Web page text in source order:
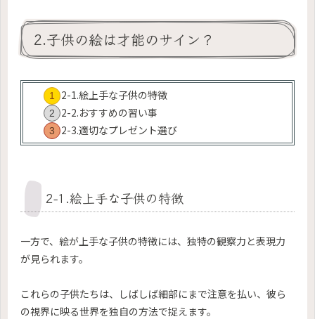
2.子供の絵は才能のサイン？
2-1.絵上手な子供の特徴
2-2.おすすめの習い事
2-3.適切なプレゼント選び
2-1.絵上手な子供の特徴
一方で、絵が上手な子供の特徴には、独特の観察力と表現力
が見られます。
これらの子供たちは、しばしば細部にまで注意を払い、彼ら
の視界に映る世界を独自の方法で捉えます。